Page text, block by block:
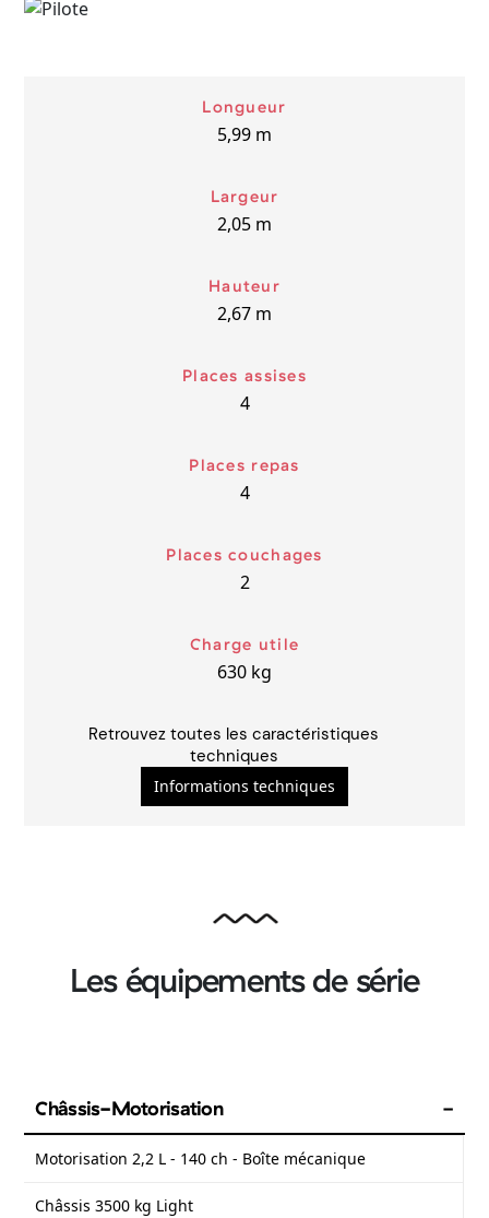
Longueur
5,99 m
Largeur
2,05 m
Hauteur
2,67 m
Places assises
4
Places repas
4
Places couchages
2
Charge utile
630 kg
Retrouvez toutes les caractéristiques
techniques
Informations techniques
Les équipements de série
Châssis-Motorisation
Motorisation 2,2 L - 140 ch - Boîte mécanique
Châssis 3500 kg Light